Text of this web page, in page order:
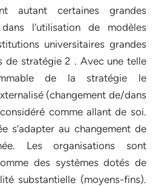
autant certaines grandes
l‘utilisation de modèles
universitaires grandes
de stratégie 2 . Avec une telle
de la stratégie le
(changement de/dans
comme allant de soi.
s‘adapter au changement de
Les organisations sont
des systèmes dotés de
substantielle (moyens-fins).